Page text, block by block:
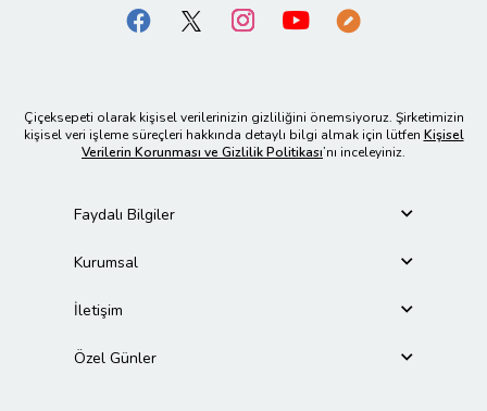
Çiçeksepeti olarak kişisel verilerinizin gizliliğini önemsiyoruz. Şirketimizin
kişisel veri işleme süreçleri hakkında detaylı bilgi almak için lütfen Kişisel
Verilerin Korunması ve Gizlilik Politikası’nı inceleyiniz.
Faydalı Bilgiler
Kurumsal
İletişim
Özel Günler